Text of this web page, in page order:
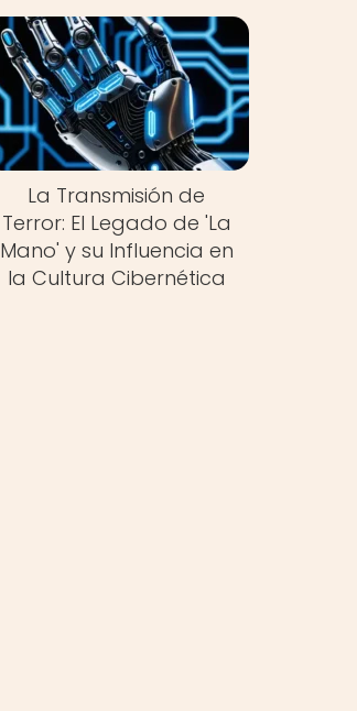
La Transmisión de
Terror: El Legado de 'La
Mano' y su Influencia en
la Cultura Cibernética